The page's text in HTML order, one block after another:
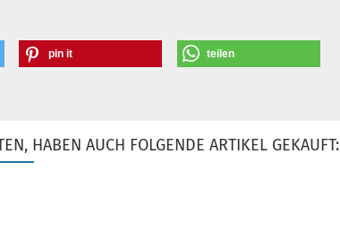
pin it teilen
HABEN AUCH FOLGENDE ARTIKEL GEKAUFT: